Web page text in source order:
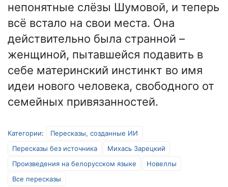
непонятные слёзы Шумовой, и теперь
всё встало на свои места. Она
действительно была странной –
женщиной, пытавшейся подавить в
себе материнский инстинкт во имя
идеи нового человека, свободного от
семейных привязанностей.
Категории:
Пересказы, созданные ИИ
Пересказы без источника
Михась Зарецкий
Произведения на белорусском языке
Новеллы
Все пересказы